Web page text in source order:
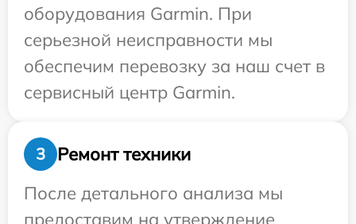
оборудования Garmin. При
серьезной неисправности мы
обеспечим перевозку за наш счет в
сервисный центр Garmin.
3
Ремонт техники
После детального анализа мы
предоставим на утверждение